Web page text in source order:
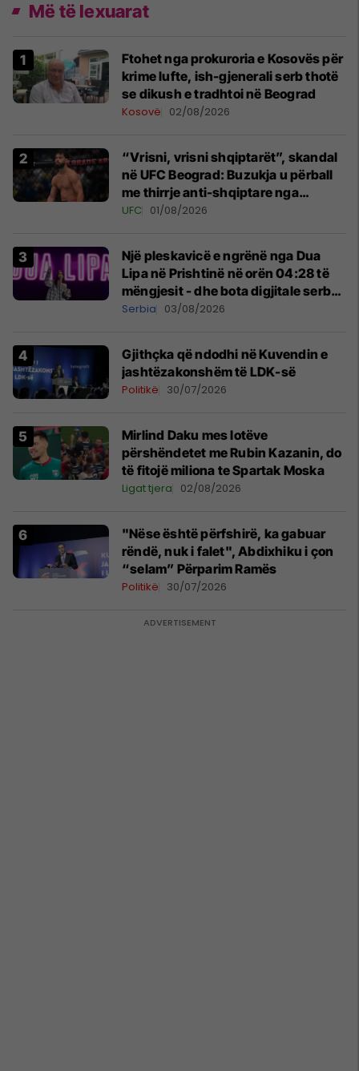
Më të lexuarat
Ftohet nga prokuroria e Kosovës për
krime lufte, ish-gjenerali serb thotë
se dikush e tradhtoi në Beograd
Kosovë 02/08/2026
“Vrisni, vrisni shqiptarët”, skandal
në UFC Beograd: Buzukja u përball
me thirrje anti-shqiptare nga
tribunat
UFC 01/08/2026
Një pleskavicë e ngrënë nga Dua
Lipa në Prishtinë në orën 04:28 të
mëngjesit - dhe bota digjitale serbe
shpall gjendjen e luftës
Serbia 03/08/2026
Gjithçka që ndodhi në Kuvendin e
jashtëzakonshëm të LDK-së
Politikë 30/07/2026
Mirlind Daku mes lotëve
përshëndetet me Rubin Kazanin, do
të fitojë miliona te Spartak Moska
Ligat tjera 02/08/2026
"Nëse është përfshirë, ka gabuar
rëndë, nuk i falet", Abdixhiku i çon
“selam” Përparim Ramës
Politikë 30/07/2026